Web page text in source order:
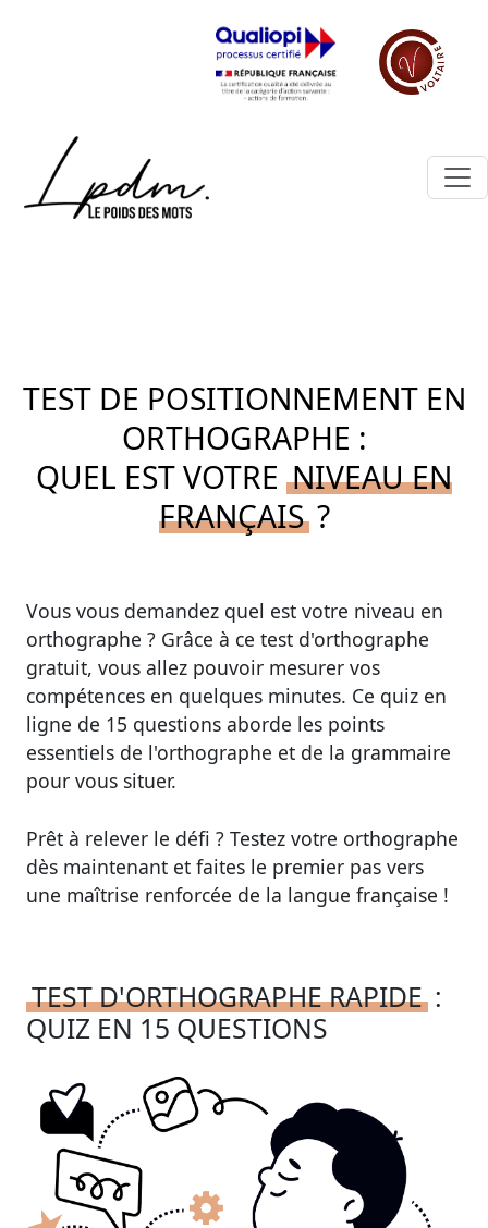
TEST DE POSITIONNEMENT EN
ORTHOGRAPHE :
QUEL EST VOTRE NIVEAU EN
FRANÇAIS?
Vous vous demandez quel est votre niveau en
orthographe ? Grâce à ce test d'orthographe
gratuit, vous allez pouvoir mesurer vos
compétences en quelques minutes. Ce quiz en
ligne de 15 questions aborde les points
essentiels de l'orthographe et de la grammaire
pour vous situer.
Prêt à relever le défi ? Testez votre orthographe
dès maintenant et faites le premier pas vers
une maîtrise renforcée de la langue française !
TEST D'ORTHOGRAPHE RAPIDE :
QUIZ EN 15 QUESTIONS